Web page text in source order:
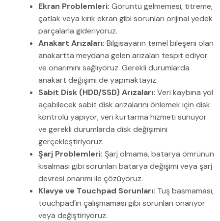
Ekran Problemleri: Görüntü gelmemesi, titreme,
çatlak veya kırık ekran gibi sorunları orijinal yedek
parçalarla gideriyoruz.
Anakart Arızaları: Bilgisayarın temel bileşeni olan
anakartta meydana gelen arızaları tespit ediyor
ve onarımını sağlıyoruz. Gerekli durumlarda
anakart değişimi de yapmaktayız.
Sabit Disk (HDD/SSD) Arızaları: Veri kaybına yol
açabilecek sabit disk arızalarını önlemek için disk
kontrolü yapıyor, veri kurtarma hizmeti sunuyor
ve gerekli durumlarda disk değişimini
gerçekleştiriyoruz.
Şarj Problemleri: Şarj olmama, batarya ömrünün
kısalması gibi sorunları batarya değişimi veya şarj
devresi onarımı ile çözüyoruz.
Klavye ve Touchpad Sorunları: Tuş basmaması,
touchpad’in çalışmaması gibi sorunları onarıyor
veya değiştiriyoruz.